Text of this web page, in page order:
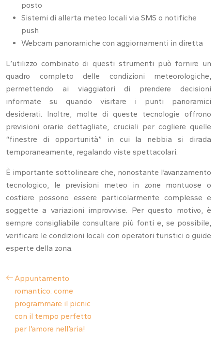
posto
Sistemi di allerta meteo locali via SMS o notifiche
push
Webcam panoramiche con aggiornamenti in diretta
L’utilizzo combinato di questi strumenti può fornire un
quadro completo delle condizioni meteorologiche,
permettendo ai viaggiatori di prendere decisioni
informate su quando visitare i punti panoramici
desiderati. Inoltre, molte di queste tecnologie offrono
previsioni orarie dettagliate, cruciali per cogliere quelle
“finestre di opportunità” in cui la nebbia si dirada
temporaneamente, regalando viste spettacolari.
È importante sottolineare che, nonostante l’avanzamento
tecnologico, le previsioni meteo in zone montuose o
costiere possono essere particolarmente complesse e
soggette a variazioni improvvise. Per questo motivo, è
sempre consigliabile consultare più fonti e, se possibile,
verificare le condizioni locali con operatori turistici o guide
esperte della zona.
Appuntamento
romantico: come
programmare il picnic
con il tempo perfetto
per l’amore nell’aria!